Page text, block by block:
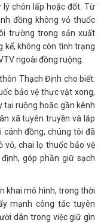
lý chôn lấp hoặc đốt. Từ
đồng không vỏ thuốc
trường trong sản xuất
kể, không còn tình trạng
ngoài đồng ruộng.
Thạch Định cho biết:
bảo vệ thực vật xong,
tại ruộng hoặc gần kênh
xã tuyên truyền và lắp
đồng, chúng tôi đã
vỏ, chai lọ thuốc bảo vệ
góp phần giữ sạch
khai mô hình, trong thời
mạnh công tác tuyên
dân trong việc giữ gìn